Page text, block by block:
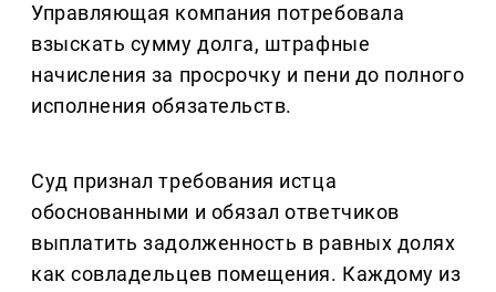
Управляющая компания потребовала
взыскать сумму долга, штрафные
начисления за просрочку и пени до полного
исполнения обязательств.
Суд признал требования истца
обоснованными и обязал ответчиков
выплатить задолженность в равных долях
как совладельцев помещения. Каждому из